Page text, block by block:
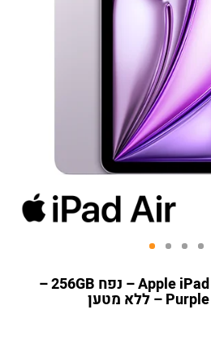
אייפד אייר Apple iPad Air 11'' M4 – נפח 256GB –